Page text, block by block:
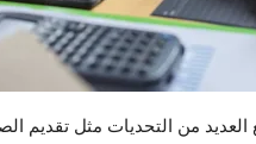
العديد من التحديات مثل تقديم